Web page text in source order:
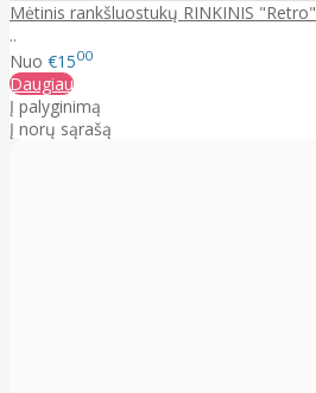
Mėtinis rankšluostukų RINKINIS "Retro"
..
Nuo €1500
Daugiau
Į palyginimą
Į norų sąrašą